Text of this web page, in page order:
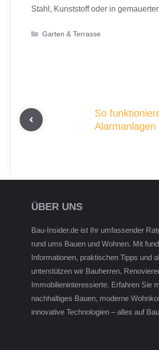
Stahl, Kunststoff oder in
Kategorien
Garten & Terrasse
So
Alarmanlagen
ÜBER UNS
Bau-Insider.de ist Ihr umfassender
rund ums Bauen und Wohnen. Mit
Informationen, praktischen Tipps und
unterstützen wir Bauherren,
Immobilieninteressierte. Erfahren Sie
nachhaltiges Bauen, moderne
innovative Technologien – alles auf